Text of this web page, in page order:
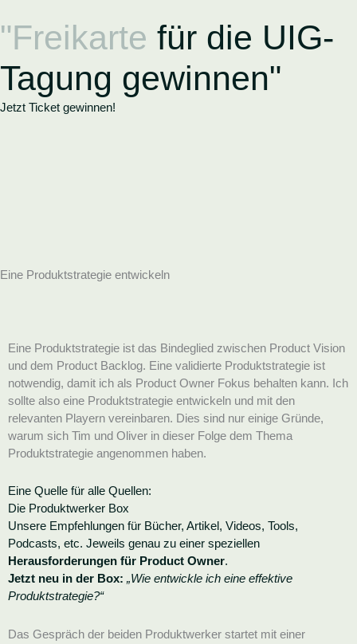
Inhalt
springen
"Freikarte für die UIG-
Tagung gewinnen"
Jetzt Ticket gewinnen!
Eine Produktstrategie entwickeln
Eine Produktstrategie ist das Bindeglied zwischen Product Vision
und dem Product Backlog. Eine validierte Produktstrategie ist
notwendig, damit ich als Product Owner Fokus behalten kann. Ich
sollte also eine Produktstrategie entwickeln und mit den
relevanten Playern vereinbaren. Dies sind nur einige Gründe,
warum sich Tim und Oliver in dieser Folge dem Thema
Produktstrategie angenommen haben.
Eine Quelle für alle Quellen:
Die Produktwerker Box
Unsere Empfehlungen für Bücher, Artikel, Videos, Tools,
Podcasts, etc. Jeweils genau zu einer speziellen
Herausforderungen für Product Owner.
Jetzt neu in der Box: „Wie entwickle ich eine effektive
Produktstrategie?“
Das Gespräch der beiden Produktwerker startet mit einer